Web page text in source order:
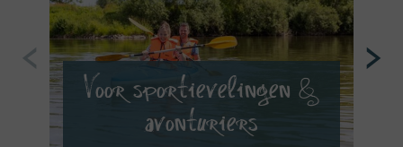
Voor sportievelingen &
avonturiers